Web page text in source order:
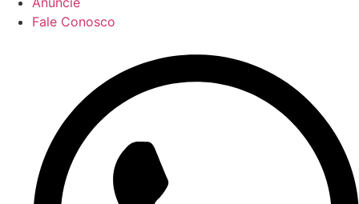
Fale Conosco